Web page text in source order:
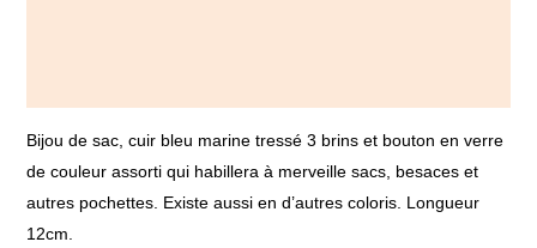
Bijou de sac, cuir bleu marine tressé 3 brins et bouton en verre
de couleur assorti qui habillera à merveille sacs, besaces et
autres pochettes. Existe aussi en d’autres coloris. Longueur
12cm.